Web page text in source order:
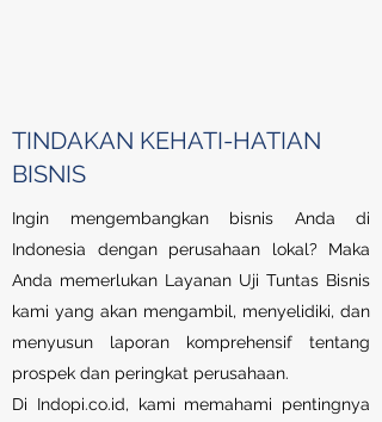
TINDAKAN KEHATI-HATIAN
BISNIS
Ingin mengembangkan bisnis Anda di
Indonesia dengan perusahaan lokal? Maka
Anda memerlukan Layanan Uji Tuntas Bisnis
kami yang akan mengambil, menyelidiki, dan
menyusun laporan komprehensif tentang
prospek dan peringkat perusahaan.
Di Indopi.co.id, kami memahami pentingnya